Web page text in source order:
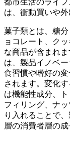
は、衝動買いや
菓子類とは、糖
ョコレート、ク
な商品が含まれ
は、製品イノベ
食習慣や嗜好の
されます。変化
は機能性成分、
フィリング、ナ
り入れることで
層の消費者層の